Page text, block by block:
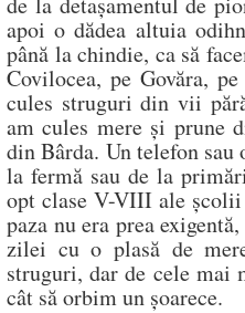
apoi o dădea altuia
până la chindie, ca să
Covilocea, pe Govăra,
cules struguri din vii
am cules mere și prune
din Bârda. Un telefon sau
la fermă sau de la
opt clase V-VIII ale școlii
paza nu era prea
zilei cu o plasă de
struguri, dar de cele mai
cât să orbim un șoarece.